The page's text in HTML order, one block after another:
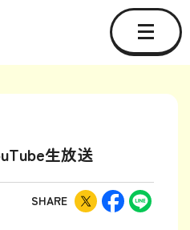
生放送
SHARE